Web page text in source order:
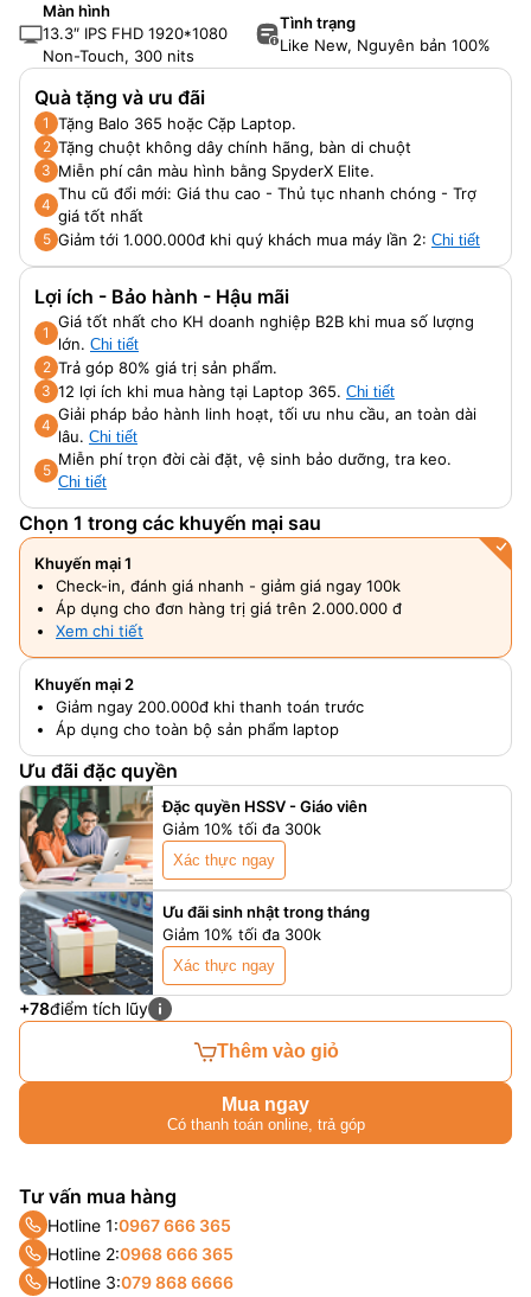
Màn hình
13.3″ IPS FHD 1920*1080
Non-Touch, 300 nits
Tình trạng
Like New, Nguyên bản 100%
Quà tặng và ưu đãi
1 Tặng Balo 365 hoặc Cặp Laptop.
2 Tặng chuột không dây chính hãng, bàn di chuột
3 Miễn phí cân màu hình bằng SpyderX Elite.
4
Thu cũ đổi mới: Giá thu cao - Thủ tục nhanh chóng - Trợ
giá tốt nhất
5 Giảm tới 1.000.000đ khi quý khách mua máy lần 2: Chi tiết
Lợi ích - Bảo hành - Hậu mãi
1
Giá tốt nhất cho KH doanh nghiệp B2B khi mua số lượng
lớn. Chi tiết
2 Trả góp 80% giá trị sản phẩm.
3 12 lợi ích khi mua hàng tại Laptop 365. Chi tiết
4
Giải pháp bảo hành linh hoạt, tối ưu nhu cầu, an toàn dài
lâu. Chi tiết
5
Miễn phí trọn đời cài đặt, vệ sinh bảo dưỡng, tra keo.
Chi tiết
Chọn 1 trong các khuyến mại sau
Khuyến mại 1
Check-in, đánh giá nhanh - giảm giá ngay 100k
Áp dụng cho đơn hàng trị giá trên 2.000.000 đ
Xem chi tiết
Khuyến mại 2
Giảm ngay 200.000đ khi thanh toán trước
Áp dụng cho toàn bộ sản phẩm laptop
Ưu đãi đặc quyền
Đặc quyền HSSV - Giáo viên
Giảm 10% tối đa 300k
Xác thực ngay
Ưu đãi sinh nhật trong tháng
Giảm 10% tối đa 300k
Xác thực ngay
+78điểm tích lũy
Thêm vào giỏ
Mua ngay
Có thanh toán online, trả góp
Tư vấn mua hàng
Hotline 1:0967 666 365
Hotline 2:0968 666 365
Hotline 3:079 868 6666